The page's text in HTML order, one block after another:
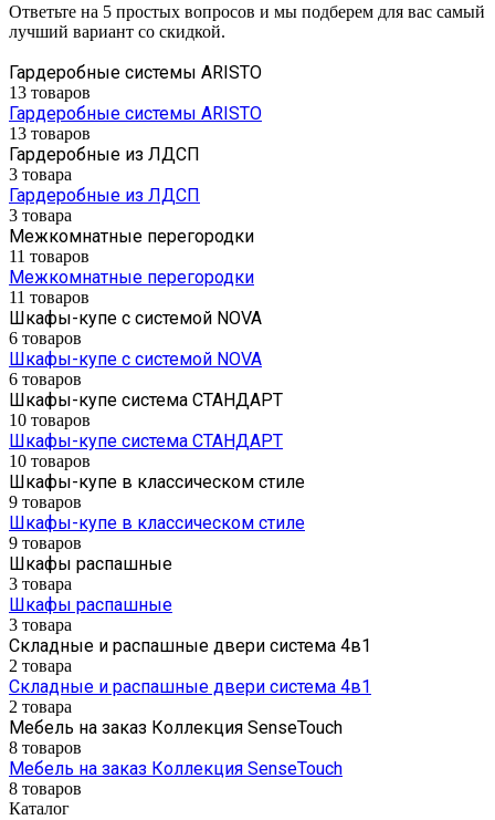
Ответьте на 5 простых вопросов и мы подберем для вас самый
лучший вариант со скидкой.
Гардеробные системы ARISTO
13 товаров
Гардеробные системы ARISTO
13 товаров
Гардеробные из ЛДСП
3 товара
Гардеробные из ЛДСП
3 товара
Межкомнатные перегородки
11 товаров
Межкомнатные перегородки
11 товаров
Шкафы-купе с системой NOVA
6 товаров
Шкафы-купе с системой NOVA
6 товаров
Шкафы-купе система СТАНДАРТ
10 товаров
Шкафы-купе система СТАНДАРТ
10 товаров
Шкафы-купе в классическом стиле
9 товаров
Шкафы-купе в классическом стиле
9 товаров
Шкафы распашные
3 товара
Шкафы распашные
3 товара
Складные и распашные двери система 4в1
2 товара
Складные и распашные двери система 4в1
2 товара
Мебель на заказ Коллекция SenseTouch
8 товаров
Мебель на заказ Коллекция SenseTouch
8 товаров
Каталог